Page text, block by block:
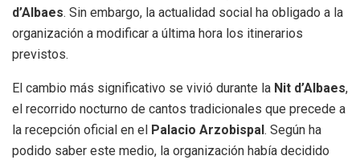
d’Albaes. Sin embargo, la actualidad social ha obligado a la
organización a modificar a última hora los itinerarios
previstos.
El cambio más significativo se vivió durante la Nit d’Albaes,
el recorrido nocturno de cantos tradicionales que precede a
la recepción oficial en el Palacio Arzobispal. Según ha
podido saber este medio, la organización había decidido